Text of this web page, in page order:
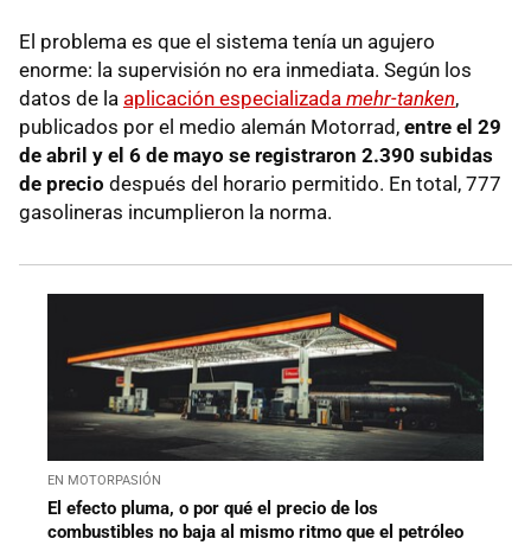
El problema es que el sistema tenía un agujero
enorme: la supervisión no era inmediata. Según los
datos de la aplicación especializada mehr-tanken,
publicados por el medio alemán Motorrad, entre el 29
de abril y el 6 de mayo se registraron 2.390 subidas
de precio después del horario permitido. En total, 777
gasolineras incumplieron la norma.
EN MOTORPASIÓN
El efecto pluma, o por qué el precio de los
combustibles no baja al mismo ritmo que el petróleo